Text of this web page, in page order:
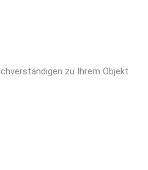
zu Ihrem Objekt